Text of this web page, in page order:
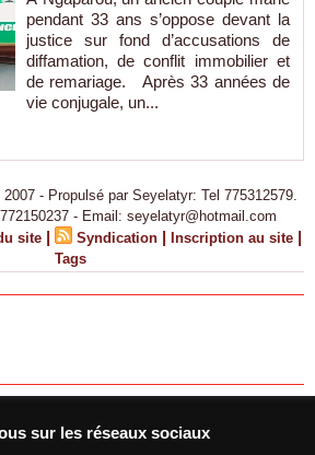
pendant 33 ans s’oppose devant la
justice sur fond d’accusations de
diffamation, de conflit immobilier et
de remariage. Après 33 années de
vie conjugale, un...
- Propulsé par Seyelatyr: Tel 775312579.
- Email: seyelatyr@hotmail.com
site | Syndication | Inscription au site |
Tags
sur les réseaux sociaux